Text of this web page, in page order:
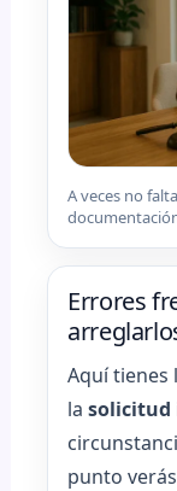
A veces no
Errores
Aquí tienes
lasolicitud
punto